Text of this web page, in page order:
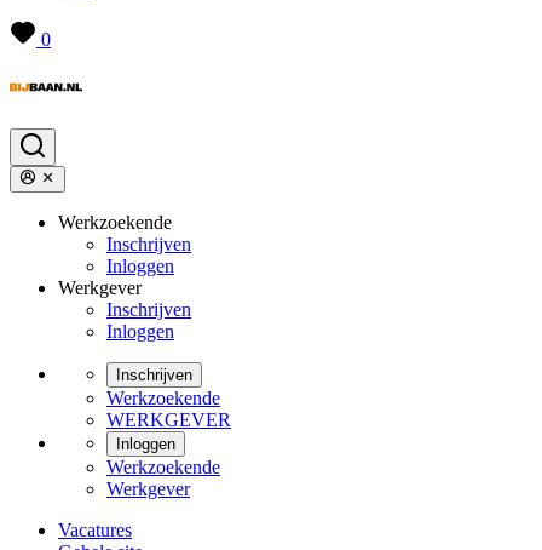
0
Werkzoekende
Inschrijven
Inloggen
Werkgever
Inschrijven
Inloggen
Inschrijven
Werkzoekende
WERKGEVER
Inloggen
Werkzoekende
Werkgever
Vacatures